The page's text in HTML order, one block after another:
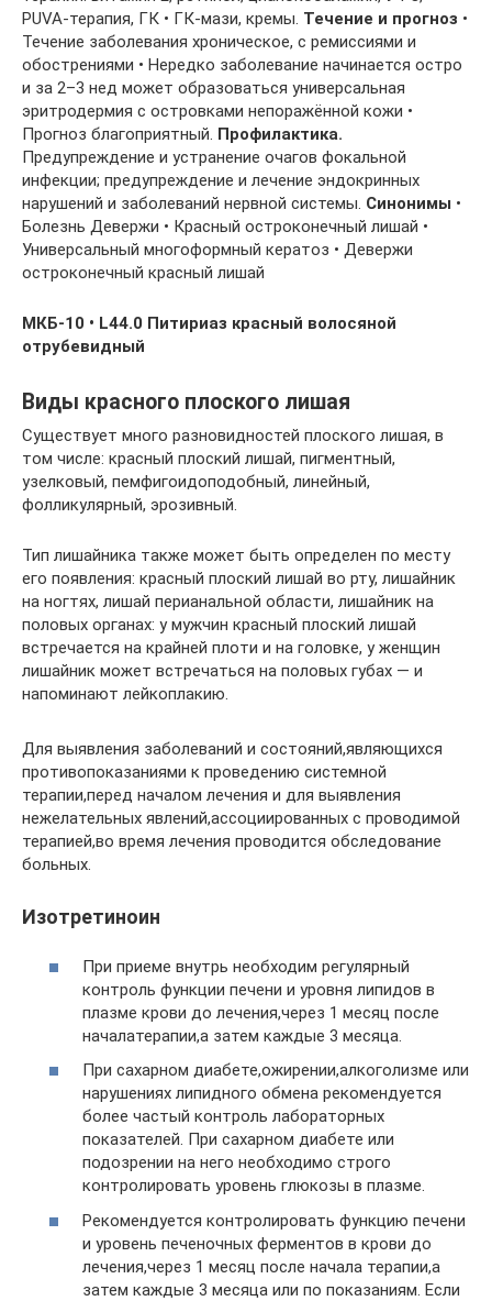
PUVA-терапия, ГК • ГК-мази, кремы. Течение и прогноз •
Течение заболевания хроническое, с ремиссиями и
обострениями • Нередко заболевание начинается остро
и за 2–3 нед может образоваться универсальная
эритродермия с островками непоражённой кожи •
Прогноз благоприятный. Профилактика.
Предупреждение и устранение очагов фокальной
инфекции; предупреждение и лечение эндокринных
нарушений и заболеваний нервной системы. Синонимы •
Болезнь Девержи • Красный остроконечный лишай •
Универсальный многоформный кератоз • Девержи
остроконечный красный лишай
МКБ-10 • L44.0 Питириаз красный волосяной
отрубевидный
Виды красного плоского лишая
Существует много разновидностей плоского лишая, в
том числе: красный плоский лишай, пигментный,
узелковый, пемфигоидоподобный, линейный,
фолликулярный, эрозивный.
Тип лишайника также может быть определен по месту
его появления: красный плоский лишай во рту, лишайник
на ногтях, лишай перианальной области, лишайник на
половых органах: у мужчин красный плоский лишай
встречается на крайней плоти и на головке, у женщин
лишайник может встречаться на половых губах — и
напоминают лейкоплакию.
Для выявления заболеваний и состояний,являющихся
противопоказаниями к проведению системной
терапии,перед началом лечения и для выявления
нежелательных явлений,ассоциированных с проводимой
терапией,во время лечения проводится обследование
больных.
Изотретиноин
При приеме внутрь необходим регулярный
контроль функции печени и уровня липидов в
плазме крови до лечения,через 1 месяц после
началатерапии,а затем каждые 3 месяца.
При сахарном диабете,ожирении,алкоголизме или
нарушениях липидного обмена рекомендуется
более частый контроль лабораторных
показателей. При сахарном диабете или
подозрении на него необходимо строго
контролировать уровень глюкозы в плазме.
Рекомендуется контролировать функцию печени
и уровень печеночных ферментов в крови до
лечения,через 1 месяц после начала терапии,а
затем каждые 3 месяца или по показаниям. Если